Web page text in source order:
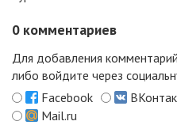
0 комментариев
Для добавления комментарий
либо войдите через
Facebook
Mail.ru